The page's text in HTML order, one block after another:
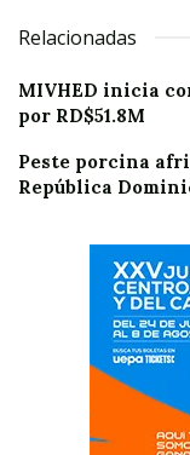
Relacionadas
MIVHED inicia
por RD$51.8M
Peste porcina
República